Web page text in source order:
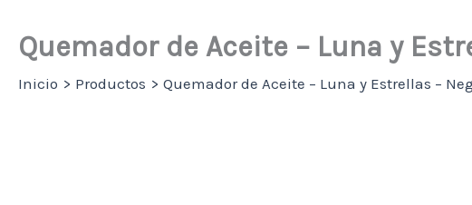
Quemador de Aceite – Luna y
Inicio Productos Quemador de Aceite – Luna y Estrellas –